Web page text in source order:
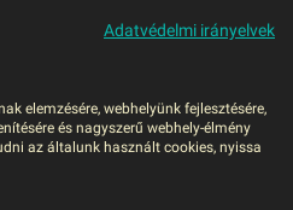
MENÜ
Adatvédelmi irányelvek
elemzésére, webhelyünk fejlesztésére,
és nagyszerű webhely-élmény
az általunk használt cookies, nyissa